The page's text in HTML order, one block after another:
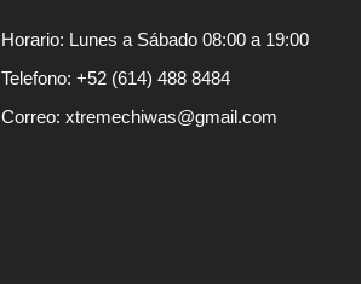
Horario: Lunes a Sábado 08:00 a 19:00
Telefono: +52 (614) 488 8484
Correo: xtremechiwas@gmail.com